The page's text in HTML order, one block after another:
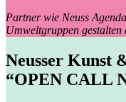
Partner wie Neuss
Umweltgruppen gestalten
Neusser Kunst
“OPEN CALL